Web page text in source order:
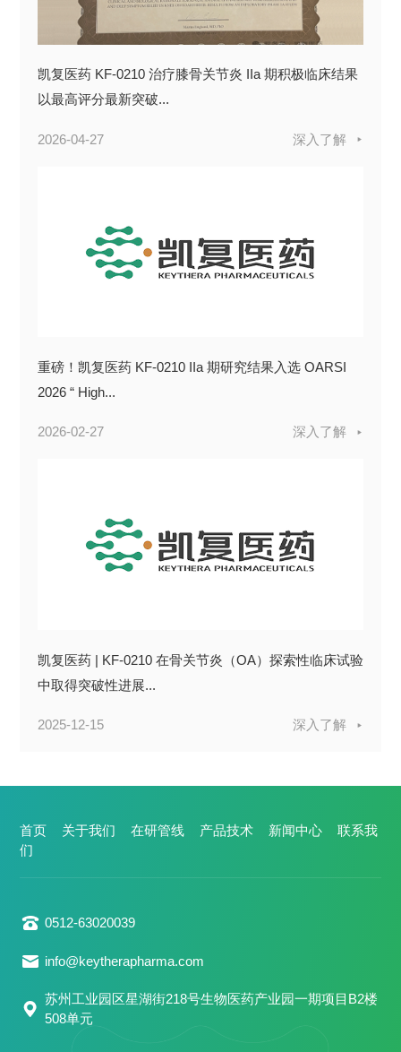
凯复医药 KF-0210 治疗膝骨关节炎 IIa 期积极临床结果
以最高评分最新突破...
2026-04-27 深入了解
重磅！凯复医药 KF-0210 IIa 期研究结果入选 OARSI
2026 “ High...
2026-02-27 深入了解
凯复医药 | KF-0210 在骨关节炎（OA）探索性临床试验
中取得突破性进展...
2025-12-15 深入了解
首页 关于我们 在研管线 产品技术 新闻中心
联系我
们
0512-63020039
info@keytherapharma.com
苏州工业园区星湖街218号生物医药产业园一期项目B2楼
508单元